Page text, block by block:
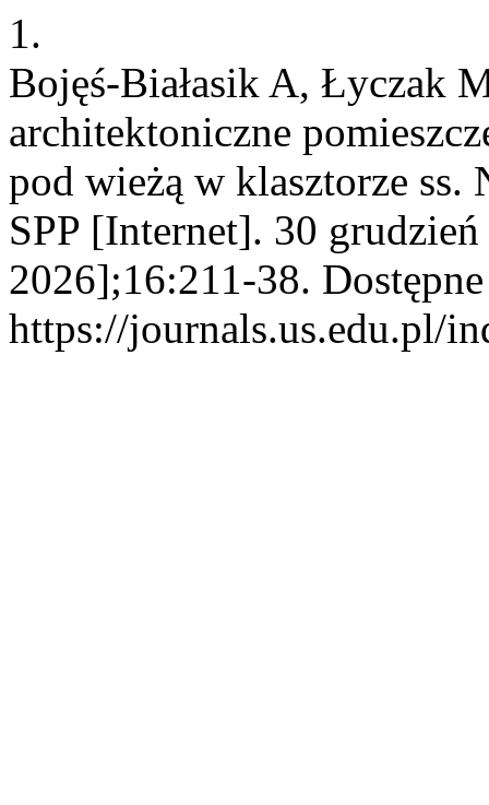
1.
Bojęś-Białasik A, Łyczak
architektoniczne
pod wieżą w klasztorze
SPP [Internet]. 30
2026];16:211-38.
https://journals.us.edu.pl/